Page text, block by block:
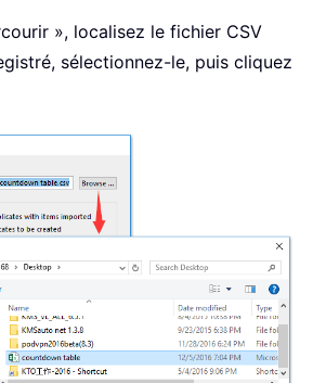
», localisez le fichier CSV
sélectionnez-le, puis cliquez